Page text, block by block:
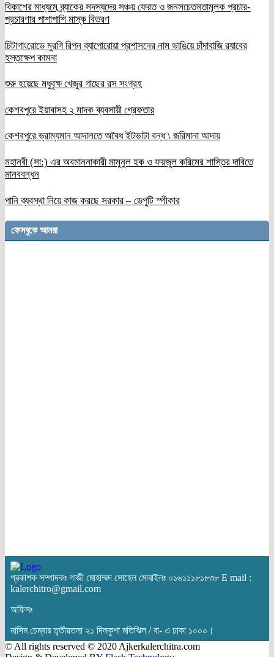
বিকাশের মাধ্যমে ব্র্যাকের সদস্যদের সঞ্চয় ফেরত ও জনসচেতনতামূলক প্রচার-
প্রচারণার পাশাপাশি মাস্ক বিতরণ
চিটাগাংরোডে মুরগি রিপন ব্যাপোরোয়া প্রশাসনের নাম ভাঙিয়ে চাঁদাবাজি র‌্যাবের
হস্তক্ষেপ কামনা
শুরু হয়েছে মধুবৃক্ষ খেজুর গাছের রস সংগ্রহ
কেশবপুরে ইয়াবাসহ ২ মাদক ব্যবসায়ী গ্রেফতার
কেশবপুরে ভ্রাম্যমান আদালতে অবৈধ ইটভাটা বন্ধ \ জরিমানা আদায়
মহানবী (সা:) এর অবমাননাকারী মামুনুল হক ও ফয়জুল করিমের শাস্তির দাবিতে
মানববন্ধন
পানি ব্যবস্থা নিয়ে কাজ করছে সরকার – ডেপুটি স্পীকার
ফেসবুকে আমরা
প্রকাশক সম্পাদকঃ গাজী মোহাম্মদ সোহেল মোবাইলঃ ০১৬১১১৮১৮৩৮ E mail :
kalerchitro@gmail.com
অফিসঃ
নাসিম চেম্বার তৃতীয়তলা ২১ দিলকুশা মতিঝিল / বা- এ ঢাকা ১০০০।
© All rights reserved © 2020 Ajkerkalerchitra.com